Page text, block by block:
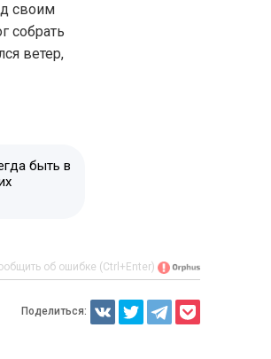
своим
собрать
ветер,
быть в
об ошибке (Ctrl+Enter)
Поделиться: